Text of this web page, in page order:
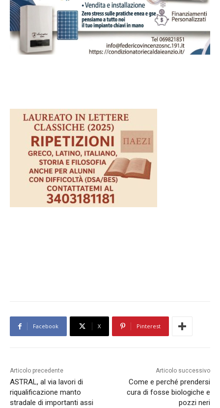
Facebook X Pinterest
Articolo precedente
ASTRAL, al via lavori di
riqualificazione manto
stradale di importanti assi
Articolo successivo
Come e perché prendersi
cura di fosse biologiche e
pozzi neri